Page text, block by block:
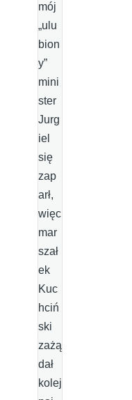
mój
„ulu
bion
y”
mini
ster
Jurg
iel
się
zap
arł,
więc
mar
szał
ek
Kuc
hciń
ski
zażą
dał
kolej